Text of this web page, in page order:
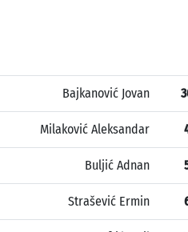
Bajkanović Jovan
Milaković Aleksandar
Buljić Adnan
Strašević Ermin